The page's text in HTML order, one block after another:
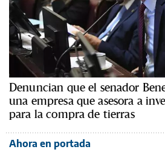
Denuncian que el senador
una empresa que asesora a
para la compra de tierras
Ahora en portada